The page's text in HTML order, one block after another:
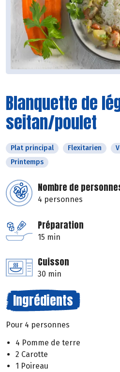
Blanquette de
seitan/poulet
Plat principal Flexitarien
Printemps
Nombre de
4 personnes
Préparation
15 min
Cuisson
30 min
Ingrédients
Pour 4 personnes
4 Pomme de terre
2 Carotte
1 Poireau